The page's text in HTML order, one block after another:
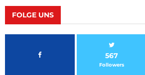
FOLGE UNS
567
Followers